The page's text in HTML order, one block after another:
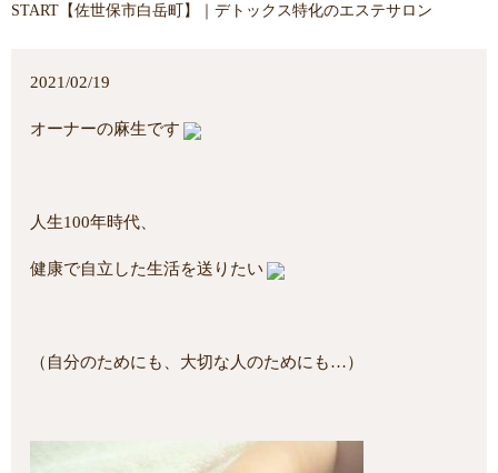
START【佐世保市白岳町】｜デトックス特化のエステサロン
2021/02/19
オーナーの麻生です
人生100年時代、
健康で自立した生活を送りたい
（自分のためにも、大切な人のためにも…）